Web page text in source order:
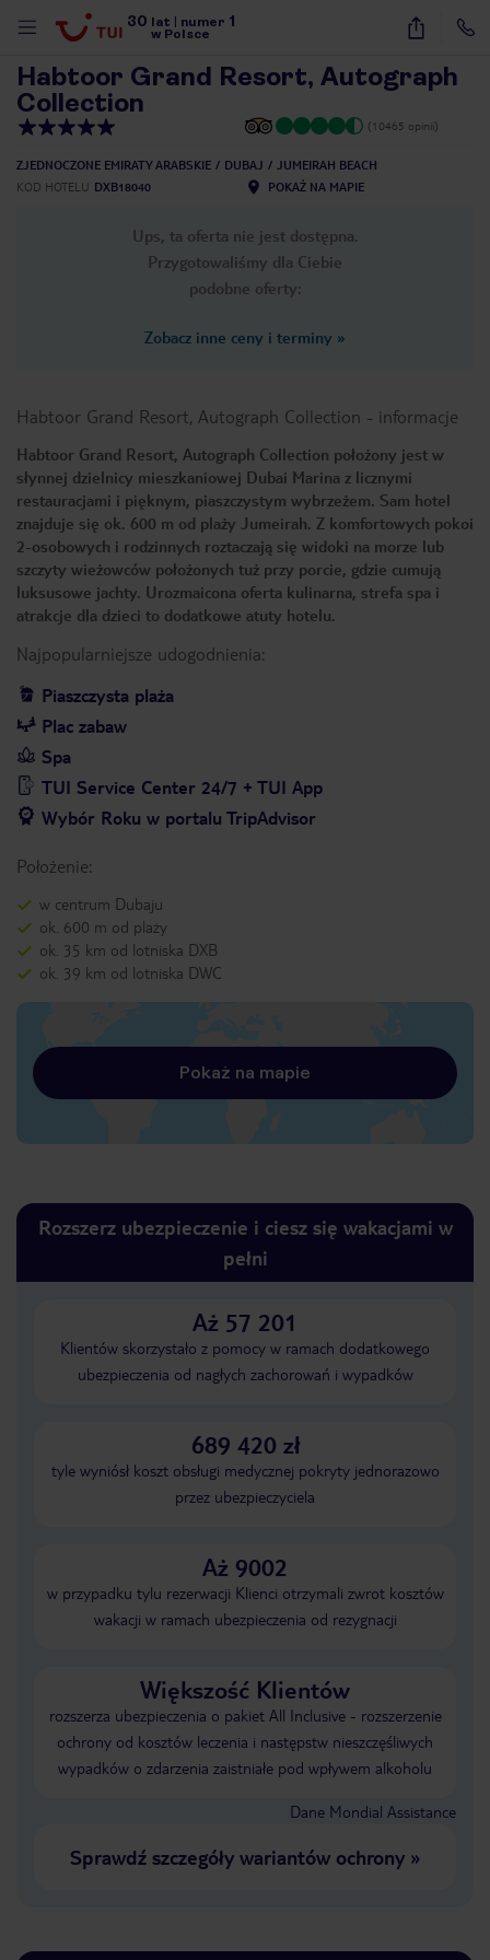
30 lat numer 1
w Polsce
39
Habtoor Grand Resort, Autograph
Collection
(10465 opinii)
ZJEDNOCZONE EMIRATY ARABSKIE DUBAJ
JUMEIRAH BEACH
KOD HOTELU DXB18040 POKAŻ NA MAPIE
Ups, ta oferta nie jest dostępna.
Przygotowaliśmy dla Ciebie
podobne oferty:
Zobacz inne ceny i terminy »
Habtoor Grand Resort, Autograph Collection - informacje
Habtoor Grand Resort, Autograph Collection położony jest w
słynnej dzielnicy mieszkaniowej Dubai Marina z licznymi
restauracjami i pięknym, piaszczystym wybrzeżem. Sam hotel
znajduje się ok. 600 m od plaży Jumeirah. Z komfortowych pokoi
2-osobowych i rodzinnych roztaczają się widoki na morze lub
szczyty wieżowców położonych tuż przy porcie, gdzie cumują
luksusowe jachty. Urozmaicona oferta kulinarna, strefa spa i
atrakcje dla dzieci to dodatkowe atuty hotelu.
Najpopularniejsze udogodnienia:
Piaszczysta plaża
Plac zabaw
Spa
TUI Service Center 24/7 + TUI App
Wybór Roku w portalu TripAdvisor
Położenie:
w centrum Dubaju
ok. 600 m od plaży
ok. 35 km od lotniska DXB
ok. 39 km od lotniska DWC
Pokaż na mapie
Rozszerz ubezpieczenie i ciesz się wakacjami w
pełni
Aż 57 201
Klientów skorzystało z pomocy w ramach dodatkowego
ubezpieczenia od nagłych zachorowań i wypadków
689 420 zł
tyle wyniósł koszt obsługi medycznej pokryty jednorazowo
przez ubezpieczyciela
Aż 9002
w przypadku tylu rezerwacji Klienci otrzymali zwrot kosztów
wakacji w ramach ubezpieczenia od rezygnacji
Większość Klientów
rozszerza ubezpieczenia o pakiet All Inclusive - rozszerzenie
ochrony od kosztów leczenia i następstw nieszczęśliwych
wypadków o zdarzenia zaistniałe pod wpływem alkoholu
Dane Mondial Assistance
Sprawdź szczegóły wariantów ochrony»